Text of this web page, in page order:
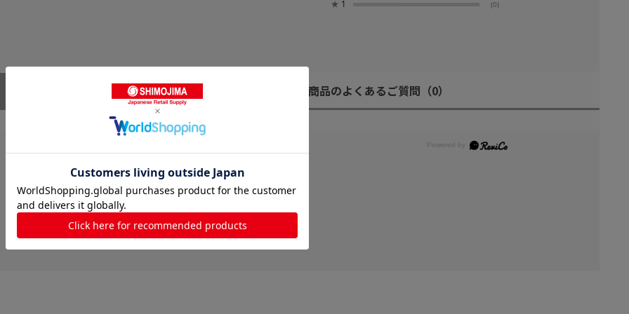
★ 1 (0)
商品のよくあるご質問 （0）
レビューはありません。